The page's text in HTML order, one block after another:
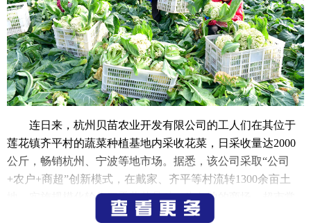
连日来，杭州贝苗农业开发有限公司的工人们在其位于
莲花镇齐平村的蔬菜种植基地内采收花菜，日采收量达2000
公斤，畅销杭州、宁波等地市场。据悉，该公司采取“公司
+农户+商超”创新模式，在戴家、齐平等村流转1300余亩土
地，实施规模化轮作四季蔬菜品种，为各地的商场、超市常
年提供货源，带动当地村民在家门口就业增收，同时也保障